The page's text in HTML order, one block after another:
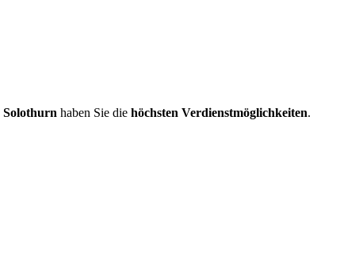
Solothurn haben Sie die höchsten Verdienstmöglichkeiten.